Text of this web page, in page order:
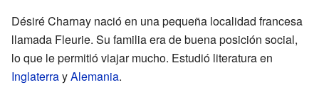
Désiré Charnay nació en una pequeña localidad francesa
llamada Fleurie. Su familia era de buena posición social,
lo que le permitió viajar mucho. Estudió literatura en
InglaterrayAlemania.